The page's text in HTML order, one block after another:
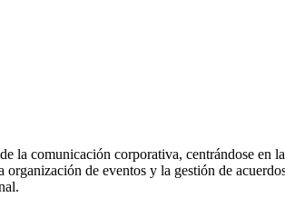
la comunicación corporativa, centrándose en
de eventos y la gestión de